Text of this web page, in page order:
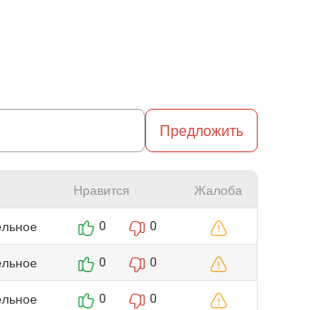
Предложить
Нравится Жалоба
0 0
0 0
0 0